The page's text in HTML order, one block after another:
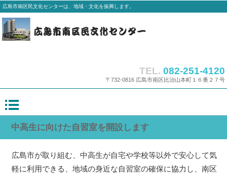
広島市南区民文化センターは、地域・文化を振興します。
TEL. 082-251-4120
〒732-0816 広島市南区比治山本町１６番２７号
中高生に向けた自習室を開設します
広島市が取り組む、中高生が自宅や学校等以外で安心して気
軽に利用できる、地域の身近な自習室の確保に協力し、南区